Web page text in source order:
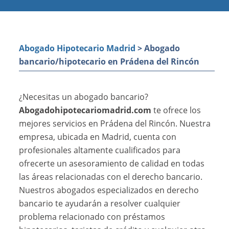
Abogado Hipotecario Madrid > Abogado
bancario/hipotecario en Prádena del Rincón
¿Necesitas un abogado bancario?
Abogadohipotecariomadrid.com te ofrece los
mejores servicios en Prádena del Rincón. Nuestra
empresa, ubicada en Madrid, cuenta con
profesionales altamente cualificados para
ofrecerte un asesoramiento de calidad en todas
las áreas relacionadas con el derecho bancario.
Nuestros abogados especializados en derecho
bancario te ayudarán a resolver cualquier
problema relacionado con préstamos